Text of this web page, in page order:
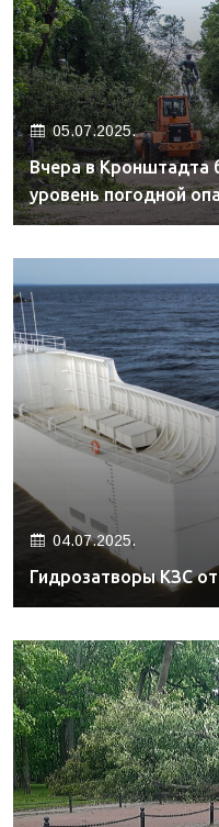
05.07.2025.
Вчера в Кронштадта
уровень погодной
04.07.2025.
Гидрозатворы КЗС